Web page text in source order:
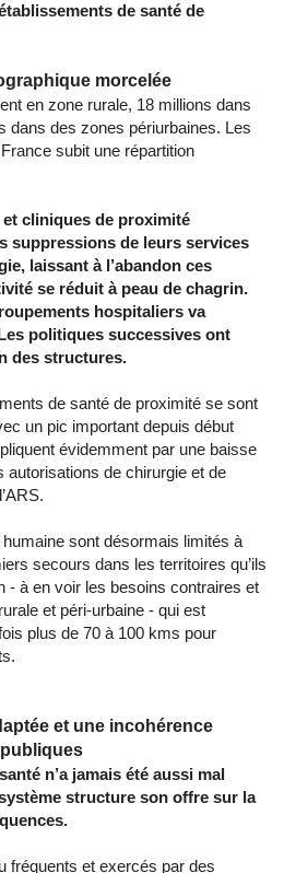
de santé de
morcelée
en zone rurale, 18 millions dans
dans des zones périurbaines. Les
subit une répartition
cliniques de proximité
suppressions de leurs services
laissant à l’abandon ces
se réduit à peau de chagrin.
hospitaliers va
politiques successives ont
des structures.
de santé de proximité se sont
un pic important depuis début
évidemment par une baisse
autorisations de chirurgie et de
sont désormais limités à
secours dans les territoires qu’ils
- à en voir les besoins contraires et
et péri-urbaine - qui est
plus de 70 à 100 kms pour
et une incohérence
n’a jamais été aussi mal
structure son offre sur la
fréquents et exercés par des